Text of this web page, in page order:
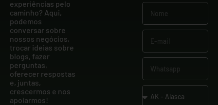
experiências pelo
caminho? Aqui,
podemos
conversar sobre
nossos negócios,
trocar ideias sobre
blogs, fazer
perguntas,
oferecer respostas
e, juntas,
crescermos e nos
apoiarmos!